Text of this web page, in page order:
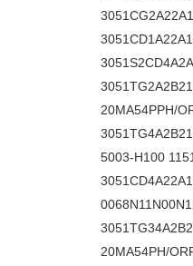
20MA54PPH/
5003-H100
20MA54PH/